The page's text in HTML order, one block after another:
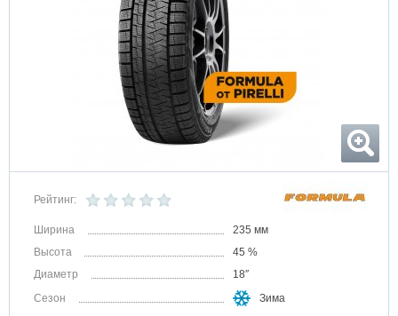
Рейтинг:
Ширина
235 мм
Высота
45 %
Диаметр
18″
Сезон
Зима